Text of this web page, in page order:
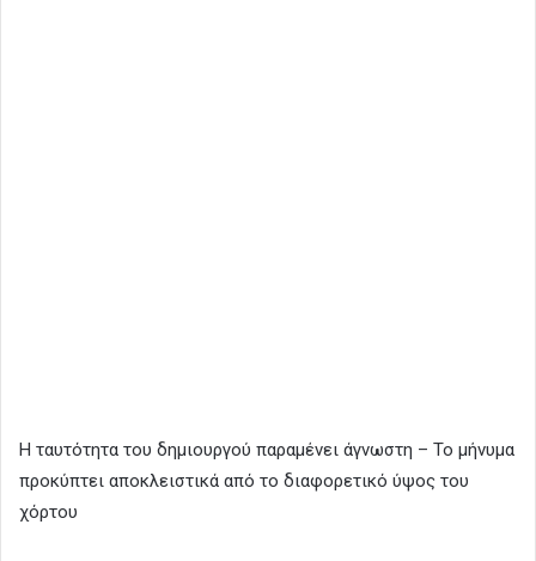
Η ταυτότητα του δημιουργού παραμένει άγνωστη – Το μήνυμα
προκύπτει αποκλειστικά από το διαφορετικό ύψος του
χόρτου